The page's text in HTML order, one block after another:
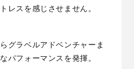
レスを感じさせません。
グラベルアドベンチャーま
パフォーマンスを発揮。